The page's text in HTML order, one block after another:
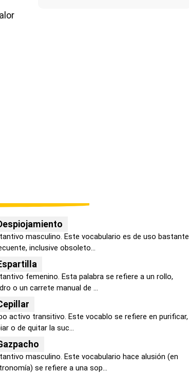
masculino. Este vocabulario es de uso bastante
inclusive obsoleto...
femenino. Esta palabra se refiere a un rollo,
o un carrete manual de ...
activo transitivo. Este vocablo se refiere en purificar,
o de quitar la suc...
masculino. Este vocabulario hace alusión (en
se refiere a una sop...